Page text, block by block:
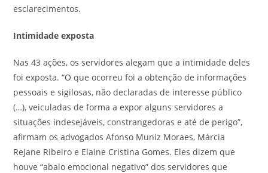
esclarecimentos.
Intimidade exposta
Nas 43 ações, os servidores alegam que a intimidade deles
foi exposta. “O que ocorreu foi a obtenção de informações
pessoais e sigilosas, não declaradas de interesse público
(…), veiculadas de forma a expor alguns servidores a
situações indesejáveis, constrangedoras e até de perigo”,
afirmam os advogados Afonso Muniz Moraes, Márcia
Rejane Ribeiro e Elaine Cristina Gomes. Eles dizem que
houve “abalo emocional negativo” dos servidores que